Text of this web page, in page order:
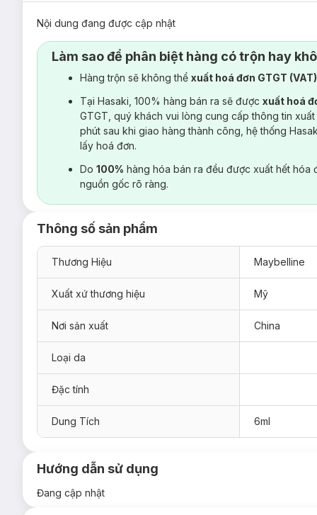
Nội dung đang được cập nhật
Làm sao để phân biệt hàng có trộn hay
Hàng trộn sẽ không thể xuất hoá đơn GTGT
Tại Hasaki, 100% hàng bán ra sẽ được xuất hoá
GTGT, quý khách vui lòng cung cấp thông tin
phút sau khi giao hàng thành công, hệ thống
lấy hoá đơn.
Do 100% hàng hóa bán ra đều được xuất hết hóa
nguồn gốc rõ ràng.
Thông số sản phẩm
Thương Hiệu Maybelline
Xuất xứ thương hiệu Mỹ
Nơi sản xuất China
Loại da
Đặc tính
Dung Tích 6ml
Hướng dẫn sử dụng
Đang cập nhật